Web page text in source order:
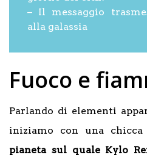
– Il messaggio
alla galassia
Fuoco e
Parlando di elementi
iniziamo con una
pianeta sul quale Kylo